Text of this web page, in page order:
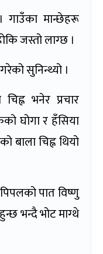
गाउँका मान्छेहरू
जस्तो लाग्छ ।
सुनिन्थ्यो ।
भनेर प्रचार
घोगा र हँसिया
बाला चिह्न थियो
पात विष्णु
भन्दै भोट माग्थे